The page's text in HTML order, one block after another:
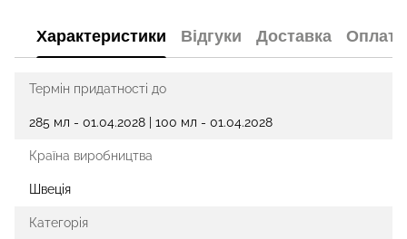
Характеристики Відгуки Доставка Оплата
Термін придатності до
285 мл - 01.04.2028 | 100 мл - 01.04.2028
Країна виробництва
Швеція
Категорія